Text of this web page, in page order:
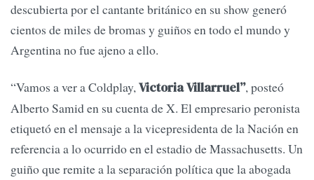
descubierta por el cantante británico en su show generó
cientos de miles de bromas y guiños en todo el mundo y
Argentina no fue ajeno a ello.
“Vamos a ver a Coldplay,Victoria Villarruel”, posteó
Alberto Samid en su cuenta de X. El empresario peronista
etiquetó en el mensaje a la vicepresidenta de la Nación en
referencia a lo ocurrido en el estadio de Massachusetts. Un
guiño que remite a la separación política que la abogada